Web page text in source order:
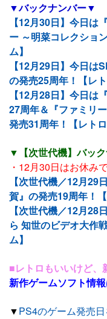
▼バックナンバー▼
【12月30日】今日は
ー ～明菜コレクショ
ム】
【12月29日】今日は
の発売25周年！【レト
【12月28日】今日は
27周年＆『ファミリ
発売31周年！【レトロ
▼【次世代機】バッ
・12月30日はお休み
【次世代機／12月29
賀』の発売19周年！
【次世代機／12月28
ら 知世のビデオ大作
ム】
■レトロもいいけど、
新作ゲームソフト情
▼PS4のゲーム発売日